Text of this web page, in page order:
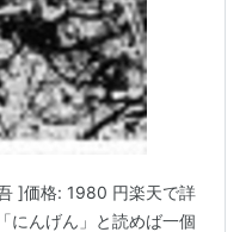
]価格: 1980 円楽天で詳
にんげん」と読めば一個